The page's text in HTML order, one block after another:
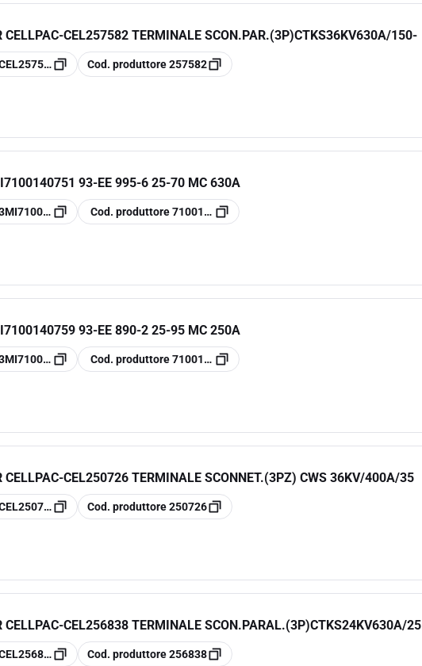
CELLPAC-CEL257582 TERMINALE SCON.PAR.(3P)CTKS36KV630A/150-
copia
Cod. produttore257582
93-EE 995-6 25-70 MC 630A
copiaCod. produttore 7100140751
93-EE 890-2 25-95 MC 250A
copiaCod. produttore 7100140759
CELLPAC-CEL250726 TERMINALE SCONNET.(3PZ) CWS 36KV/400A/35
copia
Cod. produttore250726
CELLPAC-CEL256838 TERMINALE SCON.PARAL.(3P)CTKS24KV630A/25
copia
Cod. produttore256838